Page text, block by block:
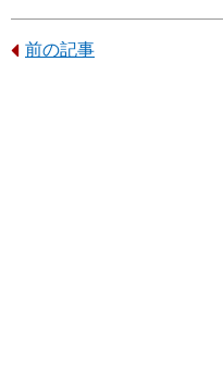
前の記事